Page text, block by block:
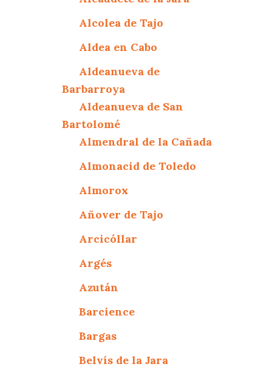
Alcolea de Tajo
Aldea en Cabo
Aldeanueva de
Barbarroya
Aldeanueva de San
Bartolomé
Almendral de la Cañada
Almonacid de Toledo
Almorox
Añover de Tajo
Arcicóllar
Argés
Azután
Barcience
Bargas
Belvís de la Jara